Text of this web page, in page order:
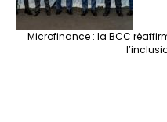
Microfinance : la BCC